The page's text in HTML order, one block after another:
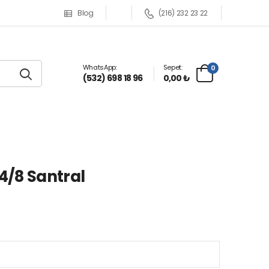
Blog (216) 232 23 22
WhatsApp:
(532) 698 18 96
Sepet:
0,00 ₺
0
8 Santral